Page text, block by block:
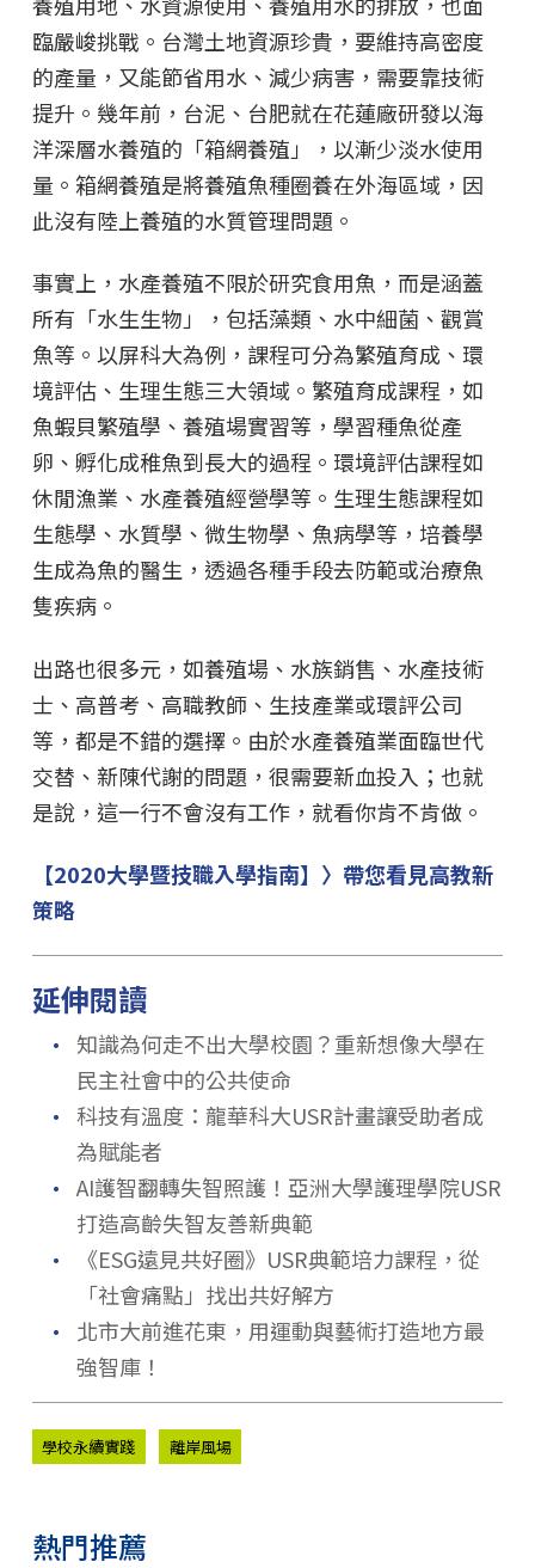
臨嚴峻挑戰。台灣土地資源珍貴，要維持高密度
的產量，又能節省用水、減少病害，需要靠技術
提升。幾年前，台泥、台肥就在花蓮廠研發以海
洋深層水養殖的「箱網養殖」，以漸少淡水使用
量。箱網養殖是將養殖魚種圈養在外海區域，因
此沒有陸上養殖的水質管理問題。
事實上，水產養殖不限於研究食用魚，而是涵蓋
所有「水生生物」，包括藻類、水中細菌、觀賞
魚等。以屏科大為例，課程可分為繁殖育成、環
境評估、生理生態三大領域。繁殖育成課程，如
魚蝦貝繁殖學、養殖場實習等，學習種魚從產
卵、孵化成稚魚到長大的過程。環境評估課程如
休閒漁業、水產養殖經營學等。生理生態課程如
生態學、水質學、微生物學、魚病學等，培養學
生成為魚的醫生，透過各種手段去防範或治療魚
隻疾病。
出路也很多元，如養殖場、水族銷售、水產技術
士、高普考、高職教師、生技產業或環評公司
等，都是不錯的選擇。由於水產養殖業面臨世代
交替、新陳代謝的問題，很需要新血投入；也就
是說，這一行不會沒有工作，就看你肯不肯做。
【2020大學暨技職入學指南】〉帶您看見高教新
策略
延伸閱讀
．
知識為何走不出大學校園？重新想像大學在
民主社會中的公共使命
． 科技有溫度：龍華科大USR計畫讓受助者成
為賦能者
． AI護智翻轉失智照護！亞洲大學護理學院USR
打造高齡失智友善新典範
．
《ESG遠見共好圈》USR典範培力課程，從
「社會痛點」找出共好解方
．
北市大前進花東，用運動與藝術打造地方最
強智庫！
學校永續實踐 離岸風場
熱門推薦